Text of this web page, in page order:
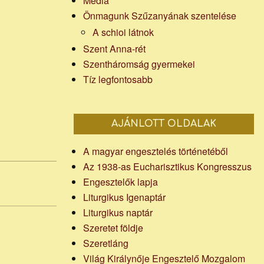
Önmagunk Szűzanyának szentelése
A schioi látnok
Szent Anna-rét
Szentháromság gyermekei
Tíz legfontosabb
AJÁNLOTT OLDALAK
A magyar engesztelés történetéből
Az 1938-as Eucharisztikus Kongresszus
Engesztelők lapja
Liturgikus Igenaptár
Liturgikus naptár
Szeretet földje
Szeretláng
Világ Királynője Engesztelő Mozgalom